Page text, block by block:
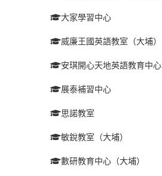
大家學習中心
威廉王國英語教室（大埔）
安琪開心天地英語教育中心
展泰補習中心
思諾教室
敏銳教室（大埔）
數研教育中心（大埔）